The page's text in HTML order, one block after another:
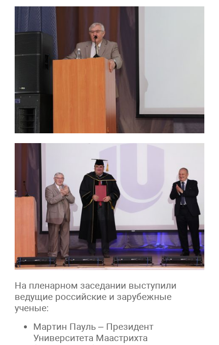
На пленарном заседании выступили
ведущие российские и зарубежные
ученые:
Мартин Пауль – Президент
Университета Маастрихта